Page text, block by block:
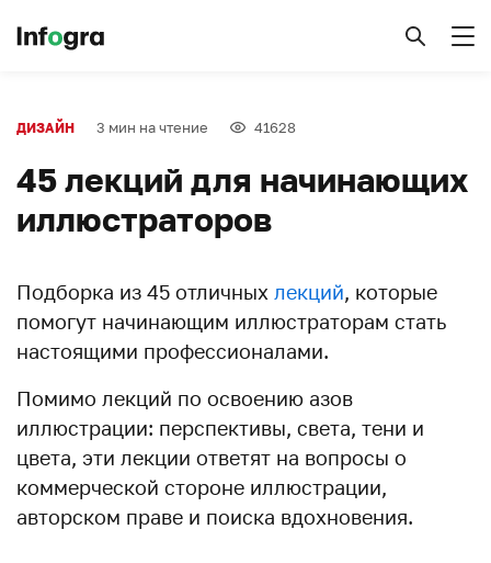
ДИЗАЙН 3 мин на чтение 41628
45 лекций для начинающих
иллюстраторов
Подборка из 45 отличных лекций, которые
помогут начинающим иллюстраторам стать
настоящими профессионалами.
Помимо лекций по освоению азов
иллюстрации: перспективы, света, тени и
цвета, эти лекции ответят на вопросы о
коммерческой стороне иллюстрации,
авторском праве и поиска вдохновения.